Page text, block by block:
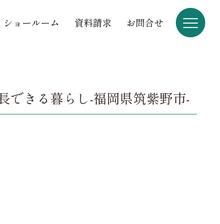
ショールーム 資料請求 お問合せ
できる暮らし-福岡県筑紫野市-